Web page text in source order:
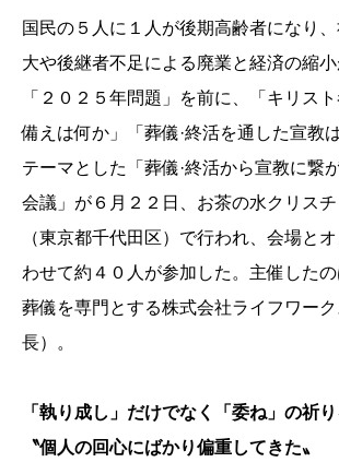
国民の５人に１人が後期高齢者になり
大や後継者不足による廃業と経済の縮
「２０２５年問題」を前に、「キリス
備えは何か」「葬儀·終活を通した宣教
テーマとした「葬儀·終活から宣教に繋
会議」が６月２２日、お茶の水クリスチ
（東京都千代田区）で行われ、会場と
わせて約４０人が参加した。主催した
葬儀を専門とする株式会社ライフワー
長）。
「執り成し」だけでなく「委ね」の祈
〝個人の回心にばかり偏重してきた〟